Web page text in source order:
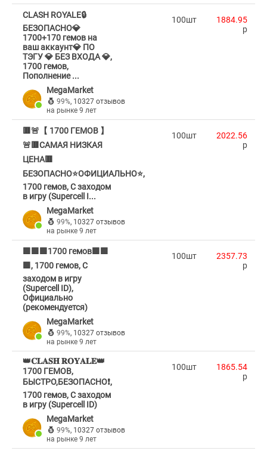
CLASH ROYALE🔒
БЕЗОПАСНО💎
1700+170 гемов на
ваш аккаунт💎 ПО
ТЭГУ 💎 БЕЗ ВХОДА 💎,
1700 гемов,
Пополнение ...
MegaMarket
99%, 10327 отзывов
на рынке 9 лет
100шт
1884.95
p
🟥🚨【 1700 ГЕМОВ 】
🚨🟥САМАЯ НИЗКАЯ
ЦЕНА🟥
БЕЗОПАСНО⭐ОФИЦИАЛЬНО⭐,
1700 гемов, С заходом
в игру (Supercell I...
MegaMarket
99%, 10327 отзывов
на рынке 9 лет
100шт
2022.56
p
🟩🟩🟩1700 гемов🟩🟩
🟩, 1700 гемов, С
заходом в игру
(Supercell ID),
Официально
(рекомендуется)
MegaMarket
99%, 10327 отзывов
на рынке 9 лет
100шт
2357.73
p
👑𝐂𝐋𝐀𝐒𝐇 𝐑𝐎𝐘𝐀𝐋𝐄👑
1700 ГЕМОВ,
БЫСТРО,БЕЗОПАСНО❗,
1700 гемов, С заходом
в игру (Supercell ID)
MegaMarket
99%, 10327 отзывов
на рынке 9 лет
100шт
1865.54
p